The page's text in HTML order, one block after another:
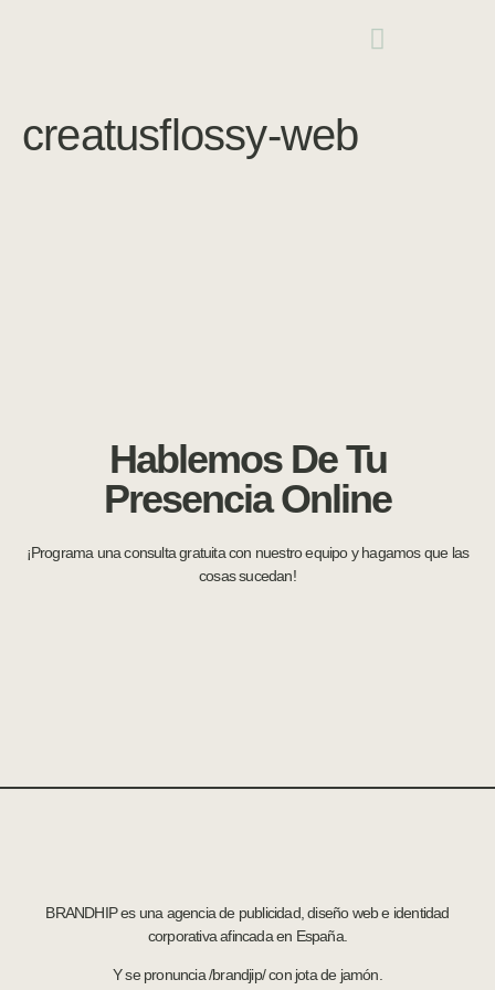
creatusflossy-web
Hablemos De Tu
Presencia Online
¡Programa una consulta gratuita con nuestro equipo y hagamos que las
cosas sucedan!
BRANDHIP es una agencia de publicidad, diseño web e identidad
corporativa afincada en España.
Y se pronuncia /brandjip/ con jota de jamón.